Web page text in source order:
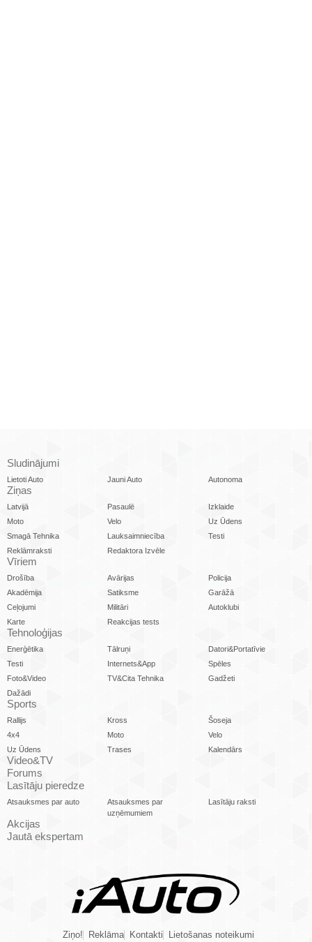
Sludinājumi
Lietoti Auto Jauni Auto Autonoma
Ziņas
Latvijā Pasaulē
Izklaide
Moto
Velo
Uz Ūdens
Smagā Tehnika
Lauksaimniecība
Testi
Reklāmraksti
Redaktora Izvēle
Vīriem
Drošība Avārijas
Policija
Akadēmija
Satiksme
Garāžā
Ceļojumi
Militāri
Autoklubi
Karte
Reakcijas tests
Tehnoloģijas
Enerģētika Tālruņi
Datori&Portatīvie
Testi
Internets&App
Spēles
Foto&Video
TV&Cita Tehnika
Gadžeti
Dažādi
Sports
Rallijs Kross
Šoseja
4x4
Moto
Velo
Uz Ūdens
Trases Kalendārs
Video&TV
Forums
Lasītāju pieredze
Atsauksmes par auto
Atsauksmes par
uzņēmumiem
Lasītāju raksti
Akcijas
Jautā ekspertam
Ziņo! Reklāma Kontakti Lietošanas noteikumi